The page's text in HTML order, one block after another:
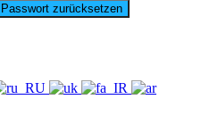
Passwort zurücksetzen